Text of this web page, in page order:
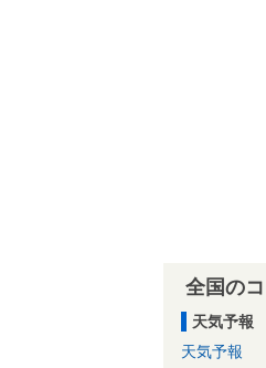
全国の
天気予報
天気予報